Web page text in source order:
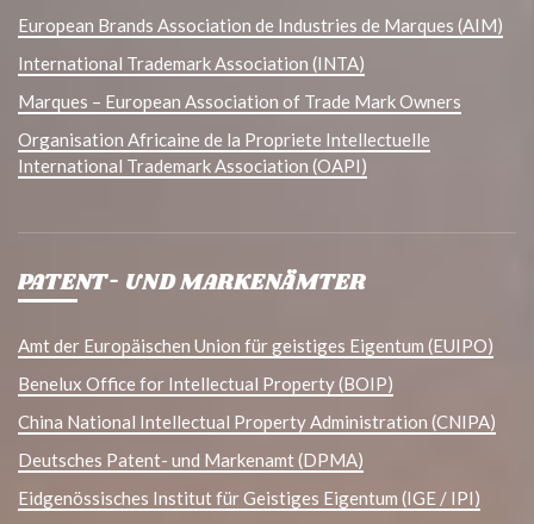
European Brands Association de Industries de Marques (AIM)
International Trademark Association (INTA)
Marques – European Association of Trade Mark Owners
Organisation Africaine de la Propriete Intellectuelle
International Trademark Association (OAPI)
PATENT- UND MARKENÄMTER
Amt der Europäischen Union für geistiges Eigentum (EUIPO)
Benelux Office for Intellectual Property (BOIP)
China National Intellectual Property Administration (CNIPA)
Deutsches Patent- und Markenamt (DPMA)
Eidgenössisches Institut für Geistiges Eigentum (IGE / IPI)